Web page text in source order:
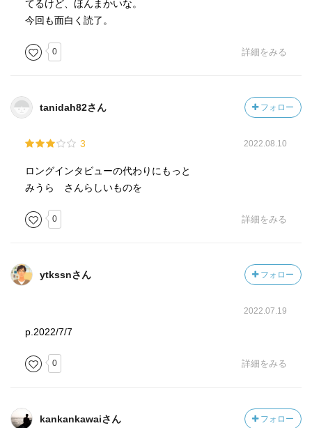
てるけど、ほんまかいな。
今回も面白く読了。
0 詳細をみる
tanidah82さん フォロー
3 2022.08.10
ロングインタビューの代わりにもっと
みうら さんらしいものを
0 詳細をみる
ytkssnさん フォロー
2022.07.19
p.2022/7/7
0 詳細をみる
kankankawaiさん フォロー